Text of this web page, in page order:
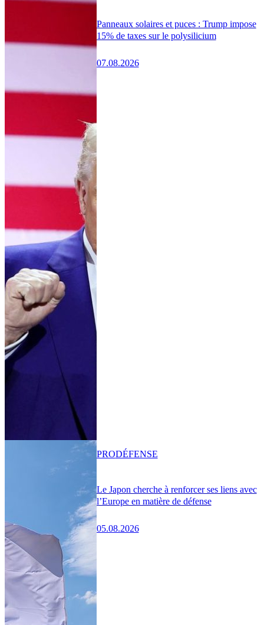
Panneaux solaires et puces : Trump impose
15% de taxes sur le polysilicium
07.08.2026
Le Japon cherche à renforcer ses liens avec
l’Europe en matière de défense
05.08.2026
PRODÉFENSE